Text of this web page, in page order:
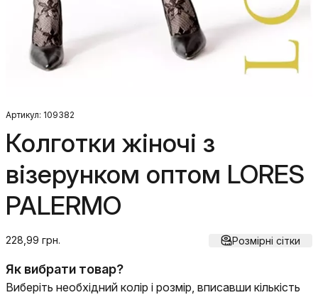
Артикул: 109382
Колготки жіночі з
візерунком оптом LORES
PALERMO
228,99 грн. Розмірні сітки
Як вибрати товар?
Виберіть необхідний колір і розмір, вписавши кількість